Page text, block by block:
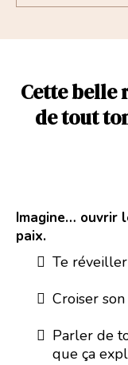
Cette belle
de tout
Imagine… ouvrir
paix.
Te
Croiser
Parler de
que ça